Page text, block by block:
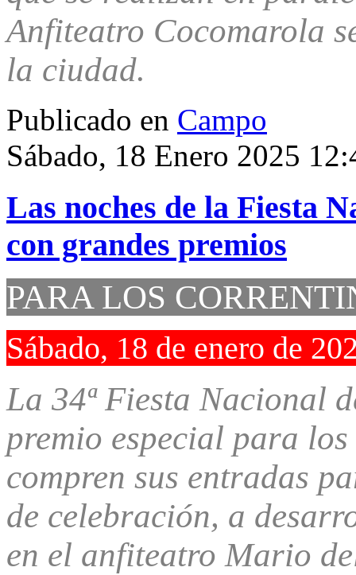
Anfiteatro Cocomarola
la ciudad.
Publicado en Campo
Sábado, 18 Enero 2025
Las noches de la Fiesta
con grandes premios
PARA LOS
Sábado, 18 de enero de
La 34ª Fiesta Nacional
premio especial para
compren sus entradas
de celebración, a
en el anfiteatro Mario